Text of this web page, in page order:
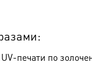
печати по